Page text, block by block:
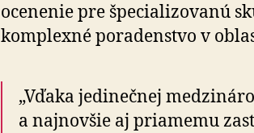
ocenenie pre špecializovanú
komplexné poradenstvo v
„Vďaka jedinečnej
a najnovšie aj priamemu